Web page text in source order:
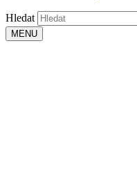
Hledat
MENU